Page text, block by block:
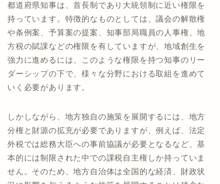
都道府県知事は、首長制であり大統領制に近い権限を
持っています。特徴的なものとしては、議会の解散権
や条例案、予算案の提案、知事部局職員の人事権、地
方税の賦課などの権限を有していますが、地域創生を
強力に進めるには、このような権限を持つ知事のリー
ダーシップの下で、様々な分野における取組を進めて
いく必要があります。
しかしながら、地方独自の施策を展開するには、地方
分権と財源の拡充が必要でありますが、例えば、法定
外税では総務大臣への事前協議が必要となるなど、基
本的には制限された中での課税自主権しか持っていま
せん。そのため、地方自治体は全国的な経済、財政状